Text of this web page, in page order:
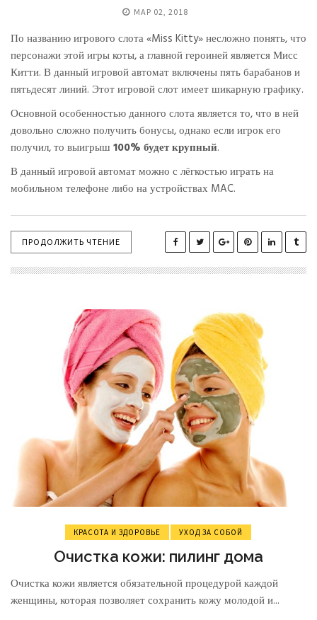
МАР 02, 2018
По названию игрового слота «Miss Kitty» несложно понять, что
персонажи этой игры коты, а главной героиней является Мисс
Китти. В данный игровой автомат включены пять барабанов и
пятьдесят линий. Этот игровой слот имеет шикарную графику.
Основной особенностью данного слота является то, что в ней
довольно сложно получить бонусы, однако если игрок его
получил, то выигрыш 100% будет крупный.
В данный игровой автомат можно с лёгкостью играть на
мобильном телефоне либо на устройствах MAC.
ПРОДОЛЖИТЬ ЧТЕНИЕ
КРАСОТА И ЗДОРОВЬЕ УХОД ЗА СОБОЙ
Очистка кожи: пилинг дома
Очистка кожи является обязательной процедурой каждой
женщины, которая позволяет сохранить кожу молодой и...